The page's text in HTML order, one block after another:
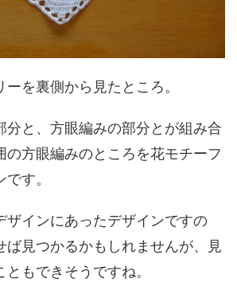
を裏側から見たところ。
分と、方眼編みの部分とが組み合
の方眼編みのところを花モチーフ
す。
ザインにあったデザインですの
ば見つかるかもしれませんが、見
もできそうですね。